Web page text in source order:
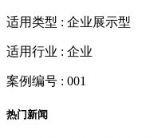
适用类型 : 企业展示型
适用行业 : 企业
案例编号 : 001
热门新闻